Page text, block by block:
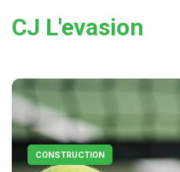
CJ L'evasion
CONSTRUCTION